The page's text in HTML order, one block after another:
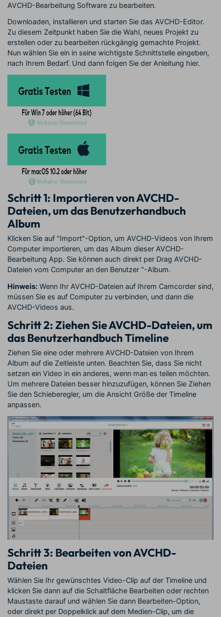
AVCHD-Bearbeitung Software zu bearbeiten.
Downloaden, installieren und starten Sie das AVCHD-Editor.
Zu diesem Zeitpunkt haben Sie die Wahl, neues Projekt zu
erstellen oder zu bearbeiten rückgängig gemachte Projekt.
Nun wählen Sie ein in seine wichtigste Schnittstelle eingeben,
nach Ihrem Bedarf. Und dann folgen Sie der Anleitung hier.
Schritt 1: Importieren von AVCHD-
Dateien, um das Benutzerhandbuch
Album
Klicken Sie auf "Import"-Option, um AVCHD-Videos von Ihrem
Computer importieren, um das Album dieser AVCHD-
Bearbeitung App. Sie können auch direkt per Drag AVCHD-
Dateien vom Computer an den Benutzer "-Album.
Hinweis: Wenn Ihr AVCHD-Dateien auf Ihrem Camcorder sind,
müssen Sie es auf Computer zu verbinden, und dann die
AVCHD-Videos aus.
Schritt 2: Ziehen Sie AVCHD-Dateien, um
das Benutzerhandbuch Timeline
Ziehen Sie eine oder mehrere AVCHD-Dateien von Ihrem
Album auf die Zeitleiste unten. Beachten Sie, dass Sie nicht
setzen ein Video in ein anderes, wenn man es teilen möchten.
Um mehrere Dateien besser hinzuzufügen, können Sie Ziehen
Sie den Schieberegler, um die Ansicht Größe der Timeline
anpassen.
Schritt 3: Bearbeiten von AVCHD-
Dateien
Wählen Sie Ihr gewünschtes Video-Clip auf der Timeline und
klicken Sie dann auf die Schaltfläche Bearbeiten oder rechten
Maustaste darauf und wählen Sie dann Bearbeiten-Option,
oder direkt per Doppelklick auf dem Medien-Clip, um die